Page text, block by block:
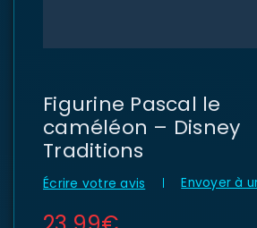
Figurine Pascal le
caméléon – Disney
Traditions
Écrire votre avis Envoyer à